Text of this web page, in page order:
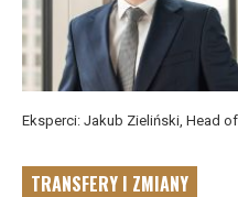
Eksperci: Jakub Zieliński, Head
TRANSFERY I ZMIANY